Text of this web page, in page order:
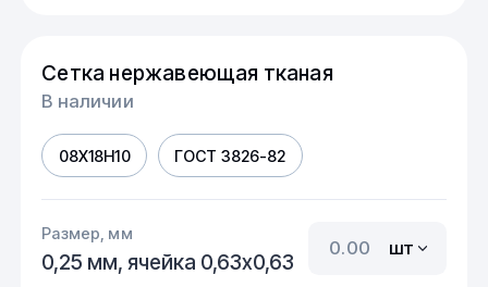
Сетка нержавеющая тканая
В наличии
08Х18Н10 ГОСТ 3826-82
Размер, мм
0,25 мм, ячейка 0,63х0,63
шт